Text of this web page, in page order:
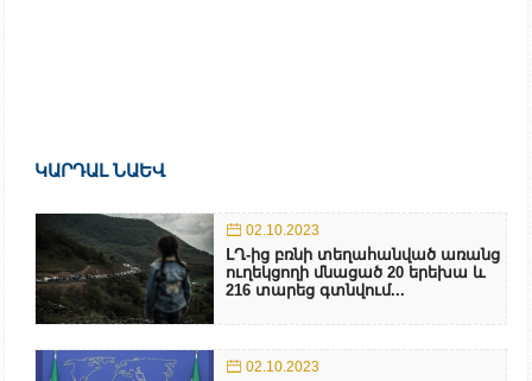
ԿԱՐԴԱԼ ՆԱԵՎ
02.10.2023
ԼՂ-ից բռնի տեղահանված առանց
ուղեկցողի մնացած 20 երեխա և
216 տարեց գտնվում...
02.10.2023